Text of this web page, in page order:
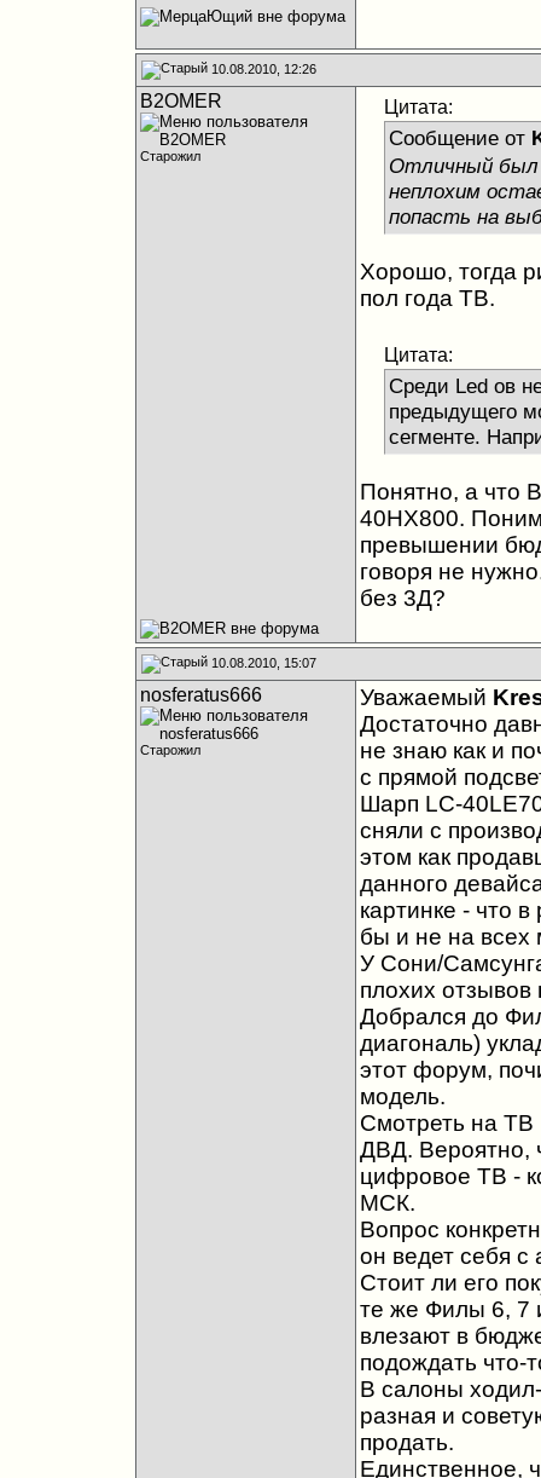
10.08.2010, 12:26
B2OMER
Старожил
Цитата:
Сообщение от
Отличный был
неплохим
попасть на
Хорошо, тогда
пол года ТВ.
Цитата:
Среди Led ов
предыдущего
сегменте.
Понятно, а что
40HX800.
превышении
говоря не
без 3Д?
10.08.2010, 15:07
nosferatus666
Старожил
Уважаемый
Достаточно
не знаю как и
с прямой
Шарп LC-
сняли с
этом как
данного
картинке - что
бы и не на всех
У Сони/
плохих
Добрался до
диагональ)
этот форум,
модель.
Смотреть на ТВ
ДВД. Вероятно,
цифровое ТВ -
МСК.
Вопрос
он ведет себя
Стоит ли его
те же Филы 6, 7
влезают в
подождать что-
В салоны
разная и
продать.
Единственное,